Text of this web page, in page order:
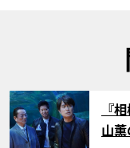
サムネ
『
山